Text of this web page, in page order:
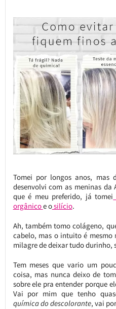
Tomei por longos anos, mas
desenvolvi com as meninas da
que é meu preferido, já tomei
orgânicoe osilício.
Ah, também tomo colágeno,
cabelo, mas o intuito é
milagre de deixar tudo durinho,
Tem meses que vario um
coisa, mas nunca deixo de
sobre ele pra entender porque
Vai por mim que tenho
química do descolorante, vai